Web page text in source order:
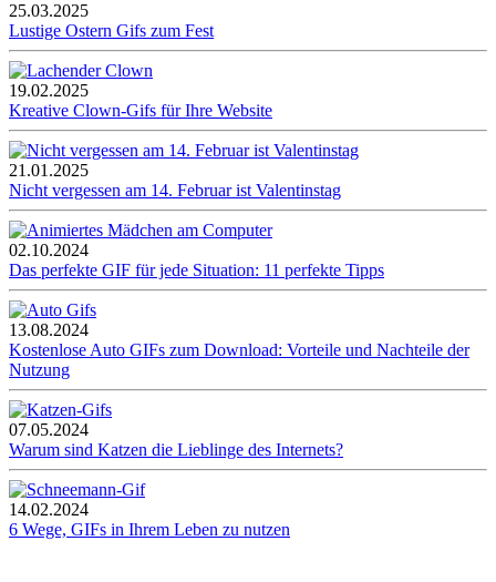
25.03.2025
Lustige Ostern Gifs zum Fest
19.02.2025
Kreative Clown-Gifs für Ihre Website
21.01.2025
Nicht vergessen am 14. Februar ist Valentinstag
02.10.2024
Das perfekte GIF für jede Situation: 11 perfekte Tipps
13.08.2024
Kostenlose Auto GIFs zum Download: Vorteile und Nachteile der
Nutzung
07.05.2024
Warum sind Katzen die Lieblinge des Internets?
14.02.2024
6 Wege, GIFs in Ihrem Leben zu nutzen